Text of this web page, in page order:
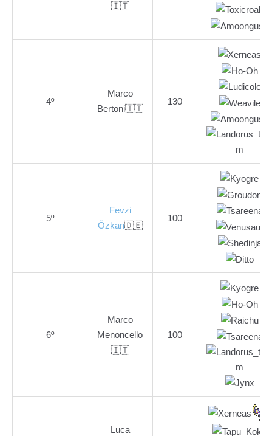
🇮🇹
4º
Marco
Bertoni🇮🇹
130
5º
Fevzi
Özkan🇩🇪
100
6º
Marco
Menoncello
🇮🇹
100
Luca